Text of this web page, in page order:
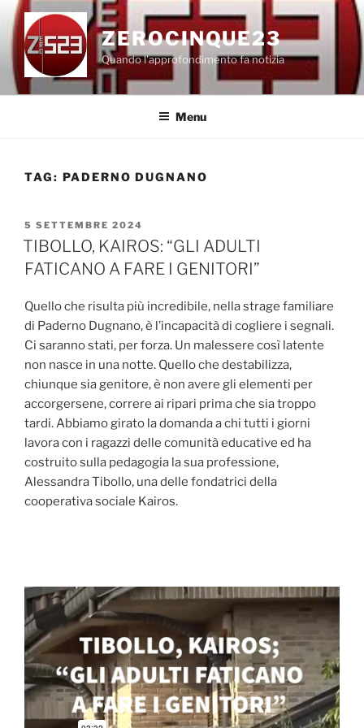
Salta
contenuto
ZEROCINQUE23
Quando l'approfondimento fa notizia
Menu
TAG: PADERNO DUGNANO
PUBBLICATO
IL
5 SETTEMBRE 2024
TIBOLLO, KAIROS: “GLI ADULTI
FATICANO A FARE I GENITORI”
Quello che risulta più incredibile, nella strage familiare
di Paderno Dugnano, è l’incapacità di cogliere i segnali.
Ci saranno stati, per forza. Un malessere così latente
non nasce in una notte. Quello che destabilizza,
chiunque sia genitore, è non avere gli elementi per
accorgersene, correre ai ripari prima che sia troppo
tardi. Abbiamo girato la domanda a chi tutti i giorni
lavora con i ragazzi delle comunità educative ed ha
costruito sulla pedagogia la sua professione,
Alessandra Tibollo, una delle fondatrici della
cooperativa sociale Kairos.